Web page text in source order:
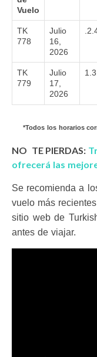
Vuelo
TK
778
Julio
16,
2026
TK
779
Julio
17,
2026
*Todos los horarios
NO TE PIERDAS:
ofrecerá las
Se recomienda a
vuelo más
sitio web de
antes de viajar.